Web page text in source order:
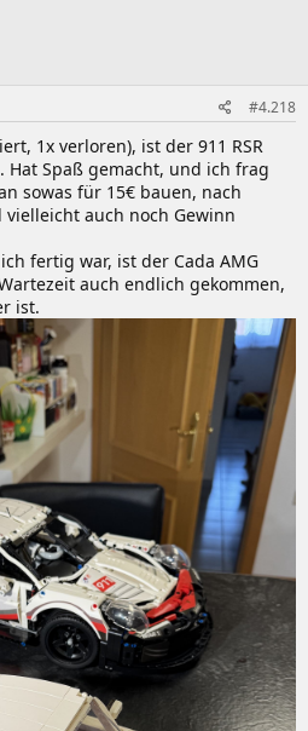
#4.218
1x verloren), ist der 911 RSR
Hat Spaß gemacht, und ich frag
sowas für 15€ bauen, nach
auch noch Gewinn
fertig war, ist der Cada AMG
auch endlich gekommen,
ist.